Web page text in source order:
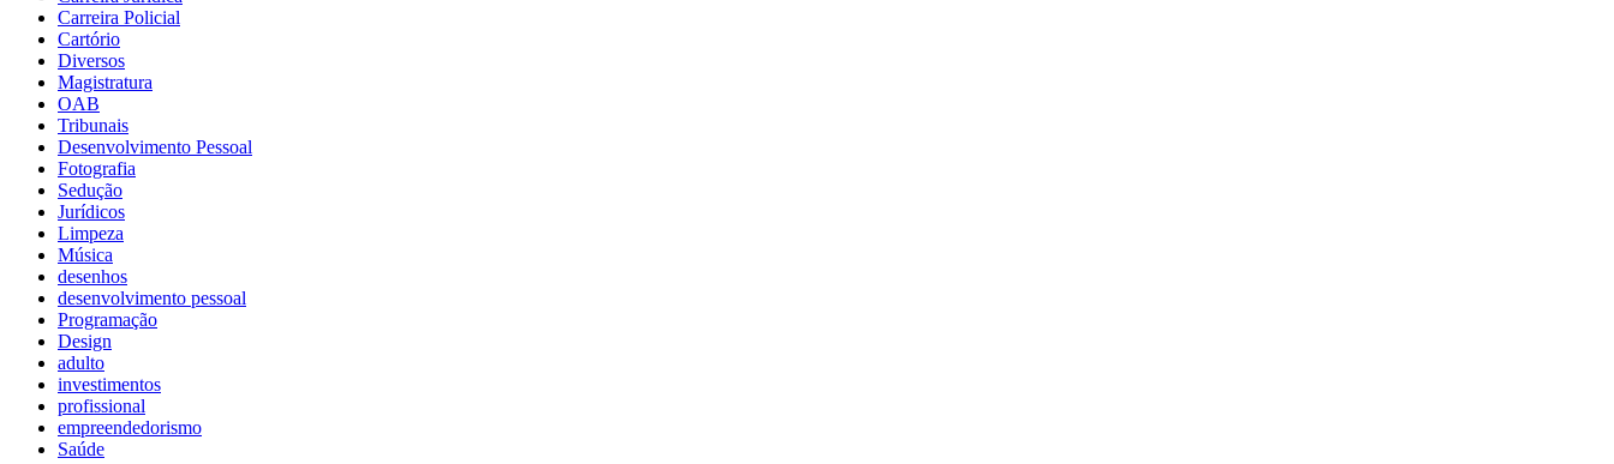
Carreira Policial
Cartório
Diversos
Magistratura
OAB
Tribunais
Desenvolvimento Pessoal
Fotografia
Sedução
Jurídicos
Limpeza
Música
desenhos
desenvolvimento pessoal
Programação
Design
adulto
investimentos
profissional
empreendedorismo
Saúde